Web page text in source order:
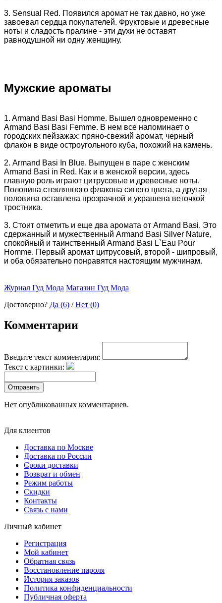
3. Sensual Red. Появился аромат не так давно, но уже
завоевал сердца покупателей. Фруктовые и древесные
ноты и сладость пралине - эти духи не оставят
равнодушной ни одну женщину.
Мужские ароматы
1. Armand Basi Basi Homme. Вышел одновременно с
Armand Basi Basi Femme. В нем все напоминает о
городских пейзажах: пряно-свежий аромат, черный
флакон в виде остроугольного куба, похожий на камень.
2. Armand Basi In Blue. Выпущен в паре с женским
Armand Basi in Red. Как и в женской версии, здесь
главную роль играют цитрусовые и древесные ноты.
Половина стеклянного флакона синего цвета, а другая
половина оставлена прозрачной и украшена веточкой
тростника.
3. Стоит отметить и еще два аромата от Armand Basi. Это
сдержанный и мужественный Armand Basi Silver Nature,
спокойный и таинственный Armand Basi L`Eau Pour
Homme. Первый аромат цитрусовый, второй - шипровый,
и оба обязательно понравятся настоящим мужчинам.
Журнал Гуд Мода Магазин Гуд Мода
Достоверно? Да (6) /Нет (0)
Комментарии
Введите текст комментария:
Текст с картинки:
Отправить
Нет опубликованных комментариев.
Для клиентов
Доставка по Москве
Доставка по России
Сроки доставки
Возврат и обмен
Режим работы
Скидки
Контакты
Связь с нами
Личный кабинет
Регистрация
Мой кабинет
Обратная связь
Восстановление пароля
История заказов
Политика конфиденциальности
Публичная оферта